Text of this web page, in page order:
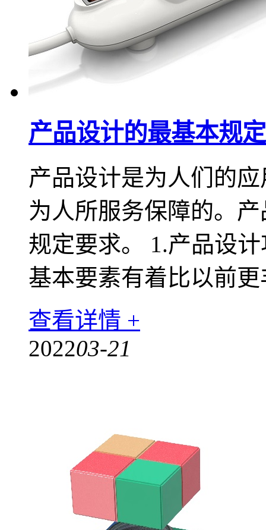
产品设计的最基本规
产品设计是为人们的
为人所服务保障的。
规定要求。 1.产品设
基本要素有着比以前
查看详情 +
202203-21